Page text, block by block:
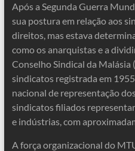
Após a Segunda Guerra
sua postura em relação aos
direitos, mas estava
como os anarquistas e a
Conselho Sindical da Malásia
sindicatos registrada em
nacional de representação
sindicatos filiados
e indústrias, com
A força organizacional do